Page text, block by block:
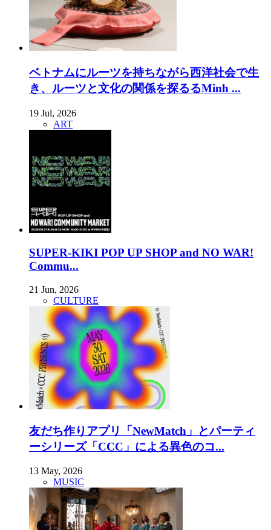
ベトナムにルーツを持ちながら西洋社会で生
き、ルーツと文化の関係を探るるMinh ...
19 Jul, 2026
ART
SUPER-KIKI POP UP SHOP and NO WAR!
Commu...
21 Jun, 2026
CULTURE
友だち作りアプリ「NewMatch」とパーティ
ーシリーズ「CCC」による異色のコ...
13 May, 2026
MUSIC